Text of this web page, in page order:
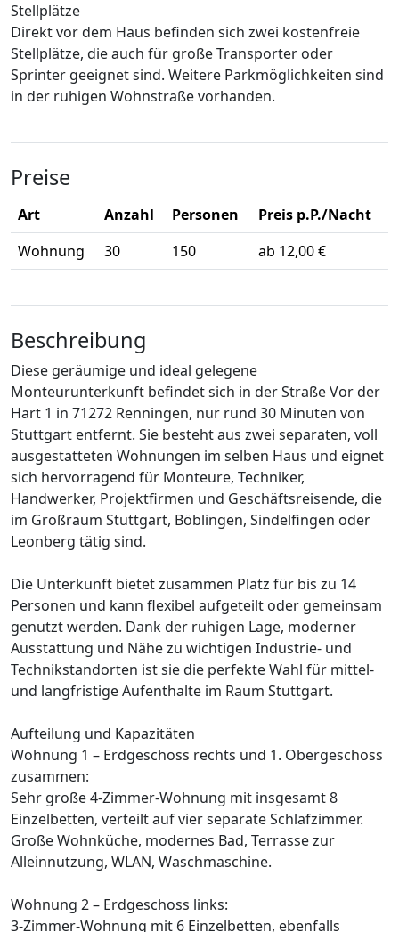
Stellplätze
Direkt vor dem Haus befinden sich zwei kostenfreie
Stellplätze, die auch für große Transporter oder
Sprinter geeignet sind. Weitere Parkmöglichkeiten sind
in der ruhigen Wohnstraße vorhanden.
Preise
Art Anzahl Personen
Preis p.P./Nacht
Wohnung
30 150 ab 12,00 €
Beschreibung
Diese geräumige und ideal gelegene
Monteurunterkunft befindet sich in der Straße Vor der
Hart 1 in 71272 Renningen, nur rund 30 Minuten von
Stuttgart entfernt. Sie besteht aus zwei separaten, voll
ausgestatteten Wohnungen im selben Haus und eignet
sich hervorragend für Monteure, Techniker,
Handwerker, Projektfirmen und Geschäftsreisende, die
im Großraum Stuttgart, Böblingen, Sindelfingen oder
Leonberg tätig sind.
Die Unterkunft bietet zusammen Platz für bis zu 14
Personen und kann flexibel aufgeteilt oder gemeinsam
genutzt werden. Dank der ruhigen Lage, moderner
Ausstattung und Nähe zu wichtigen Industrie- und
Technikstandorten ist sie die perfekte Wahl für mittel-
und langfristige Aufenthalte im Raum Stuttgart.
Aufteilung und Kapazitäten
Wohnung 1 – Erdgeschoss rechts und 1. Obergeschoss
zusammen:
Sehr große 4-Zimmer-Wohnung mit insgesamt 8
Einzelbetten, verteilt auf vier separate Schlafzimmer.
Große Wohnküche, modernes Bad, Terrasse zur
Alleinnutzung, WLAN, Waschmaschine.
Wohnung 2 – Erdgeschoss links:
3-Zimmer-Wohnung mit 6 Einzelbetten, ebenfalls